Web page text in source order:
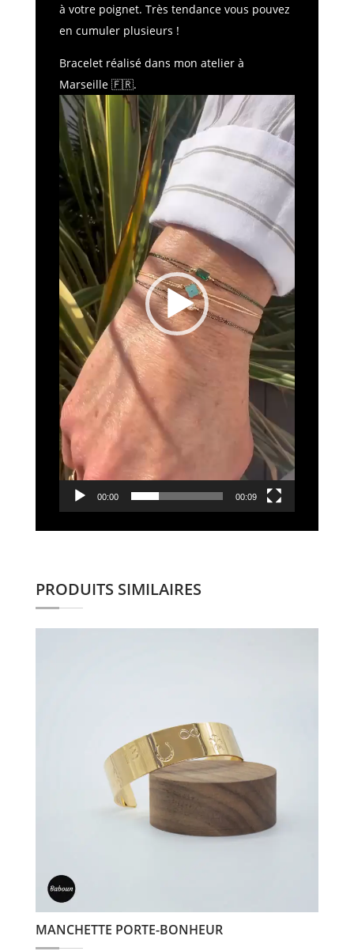
à votre poignet. Très tendance vous pouvez
en cumuler plusieurs !
Bracelet réalisé dans mon atelier à
Marseille 🇫🇷.
Lecteur
vidéo
00:00 00:09
PRODUITS SIMILAIRES
MANCHETTE PORTE-BONHEUR